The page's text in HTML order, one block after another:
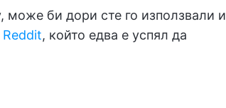
може би дори сте го използвали и
Reddit, който едва е успял да